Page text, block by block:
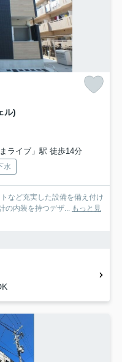
ル)
ライブ」駅 徒歩14分
水
など充実した設備を備え付け
の内装を持つデザ... もっと見